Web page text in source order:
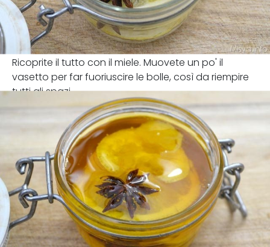
Ricoprite il tutto con il miele. Muovete un po' il
vasetto per far fuoriuscire le bolle, così da riempire
tutti gli spazi